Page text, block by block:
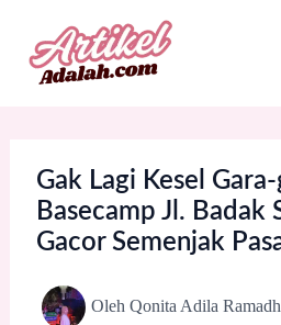
konten
Gak Lagi Kesel
Basecamp Jl. Badak
Gacor Semenjak
Oleh Qonita Adila